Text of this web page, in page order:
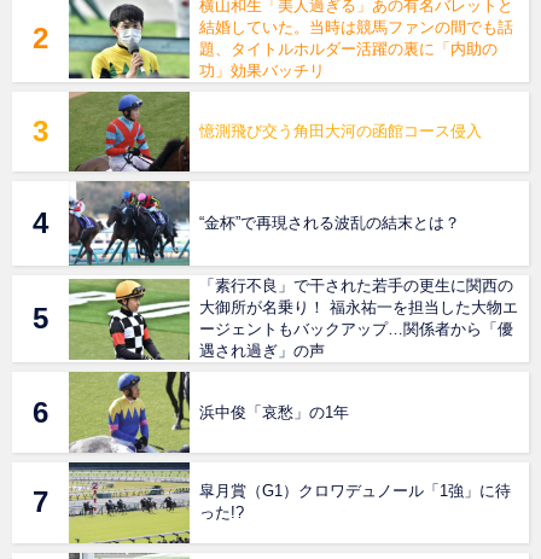
横山和生「美人過ぎる」あの有名バレットと
結婚していた。当時は競馬ファンの間でも話
題、タイトルホルダー活躍の裏に「内助の
功」効果バッチリ
憶測飛び交う角田大河の函館コース侵入
“金杯”で再現される波乱の結末とは？
「素行不良」で干された若手の更生に関西の
大御所が名乗り！ 福永祐一を担当した大物エ
ージェントもバックアップ…関係者から「優
遇され過ぎ」の声
浜中俊「哀愁」の1年
皐月賞（G1）クロワデュノール「1強」に待
った!?